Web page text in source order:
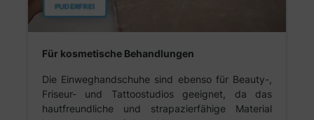
Für kosmetische Behandlungen
Die Einweghandschuhe sind ebenso für Beauty-,
Friseur- und Tattoostudios geeignet, da das
hautfreundliche und strapazierfähige Material